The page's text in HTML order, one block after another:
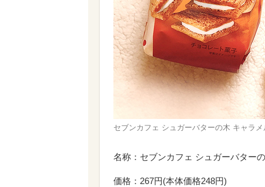
セブンカフェ シュガーバターの木 キャラメ
名称：セブンカフェ シュガーバター
価格：267円(本体価格248円)